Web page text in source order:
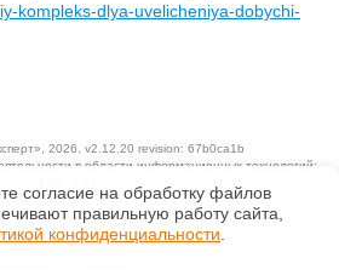
kompleks-dlya-uvelicheniya-dobychi-
, 2026, v2.12.20 revision: 67b0ca1b
в области информационных технологий:
Ценовая политика
Технологии
согласие на обработку файлов
правильную работу сайта,
конфиденциальности